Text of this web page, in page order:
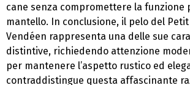
cane senza compromettere la funzione
mantello. In conclusione, il pelo del
Vendéen rappresenta una delle sue
distintive, richiedendo attenzione
per mantenere l’aspetto rustico ed
contraddistingue questa affascinante